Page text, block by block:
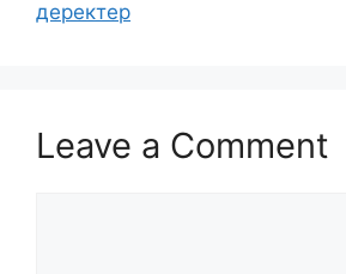
деректер
Leave a Comment